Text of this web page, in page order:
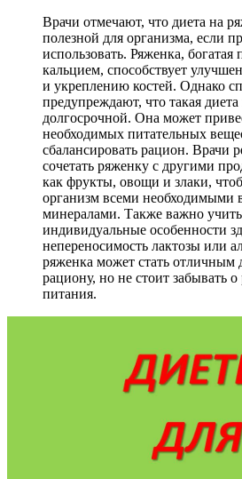
Врачи отмечают, что диета на
полезной для организма, если
использовать. Ряженка,
кальцием, способствует
и укреплению костей. Однако
предупреждают, что такая
долгосрочной. Она может
необходимых питательных
сбалансировать рацион. Врачи
сочетать ряженку с другими
как фрукты, овощи и злаки,
организм всеми необходимыми
минералами. Также важно
индивидуальные особенности
непереносимость лактозы или
ряженка может стать отличным
рациону, но не стоит забывать о
питания.